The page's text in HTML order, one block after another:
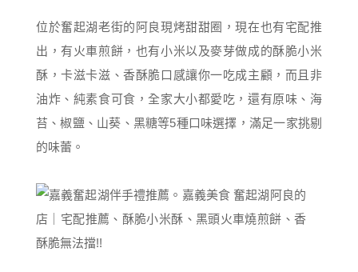
位於奮起湖老街的阿良現烤甜甜圈，現在也有宅配推
出，有火車煎餅，也有小米以及麥芽做成的酥脆小米
酥，卡滋卡滋、香酥脆口感讓你一吃成主顧，而且非
油炸、純素食可食，全家大小都愛吃，還有原味、海
苔、椒鹽、山葵、黑糖等5種口味選擇，滿足一家挑剔
的味蕾。